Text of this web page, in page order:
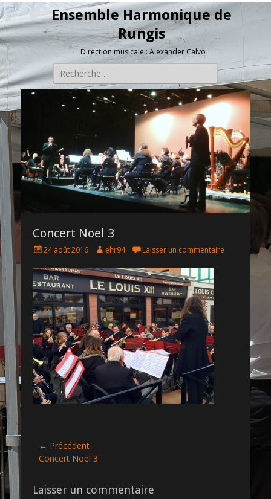
Ensemble Harmonique de
Rungis
Direction musicale : Alexander Calvo
Rechercher :
Concert Noel 3
P
s
t
e
d
o
24 août 2016
A
t
h
o
r
ehr94 Laisser un commentaire
Navigation
de
← Précédent
Article
Concert Noel 3
Laisser un commentaire